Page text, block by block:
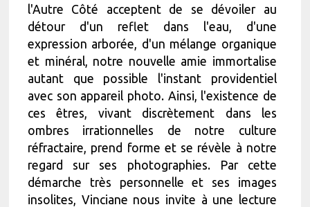
l'Autre Côté acceptent de se dévoiler au
détour d'un reflet dans l'eau, d'une
expression arborée, d'un mélange organique
et minéral, notre nouvelle amie immortalise
autant que possible l'instant providentiel
avec son appareil photo. Ainsi, l'existence de
ces êtres, vivant discrètement dans les
ombres irrationnelles de notre culture
réfractaire, prend forme et se révèle à notre
regard sur ses photographies. Par cette
démarche très personnelle et ses images
insolites, Vinciane nous invite à une lecture